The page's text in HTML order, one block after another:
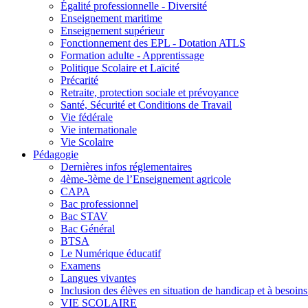
Égalité professionnelle - Diversité
Enseignement maritime
Enseignement supérieur
Fonctionnement des EPL - Dotation ATLS
Formation adulte - Apprentissage
Politique Scolaire et Laïcité
Précarité
Retraite, protection sociale et prévoyance
Santé, Sécurité et Conditions de Travail
Vie fédérale
Vie internationale
Vie Scolaire
Pédagogie
Dernières infos réglementaires
4ème-3ème de l’Enseignement agricole
CAPA
Bac professionnel
Bac STAV
Bac Général
BTSA
Le Numérique éducatif
Examens
Langues vivantes
Inclusion des élèves en situation de handicap et à
VIE SCOLAIRE